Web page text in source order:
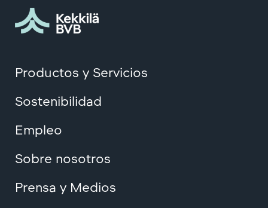
Productos y Servicios
Sostenibilidad
Empleo
Sobre nosotros
Prensa y Medios